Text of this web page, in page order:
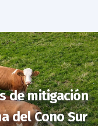
de mitigación
del Cono Sur